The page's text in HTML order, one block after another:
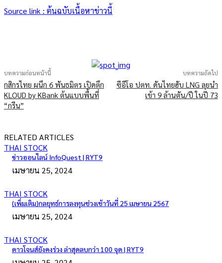
Source link : ต้นฉบับเนื้อหาข่าวนี้
บทความก่อนหน้านี้
กสิกรไทย ผนึก 6 พันธมิตร เปิดตึก
KLOUD by KBank ต้นแบบพื้นที่
“กรีน”
บทความถัดไป
ซีอีโอ ปตท. ดันไทยฮับ LNG ลุยนำ
เข้า 9 ล้านตัน/ปี ในปี 73
RELATED ARTICLES
THAI STOCK
ข่าวออนไลน์ InfoQuest | RYT9
เมษายน 25, 2024
THAI STOCK
(เพิ่มเติม)กลยุทธ์การลงทุนช่วงเช้าวันที่ 25 เมษายน 2567
เมษายน 25, 2024
THAI STOCK
ดาวโจนส์ยังคงร่วง ล่าสุดลบกว่า 100 จุด | RYT9